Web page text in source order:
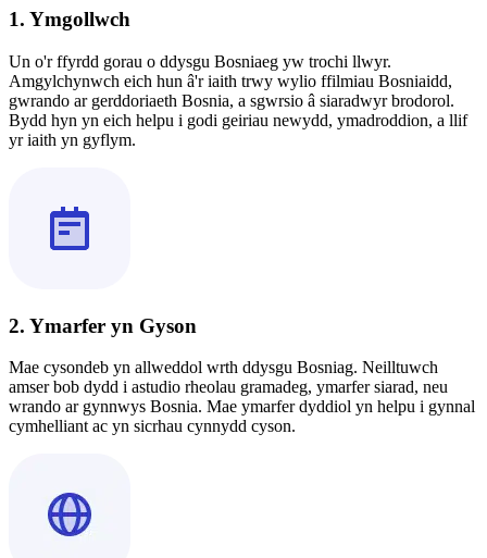
1. Ymgollwch
Un o'r ffyrdd gorau o ddysgu Bosniaeg yw trochi llwyr.
Amgylchynwch eich hun â'r iaith trwy wylio ffilmiau Bosniaidd,
gwrando ar gerddoriaeth Bosnia, a sgwrsio â siaradwyr brodorol.
Bydd hyn yn eich helpu i godi geiriau newydd, ymadroddion, a llif
yr iaith yn gyflym.
2. Ymarfer yn Gyson
Mae cysondeb yn allweddol wrth ddysgu Bosniag. Neilltuwch
amser bob dydd i astudio rheolau gramadeg, ymarfer siarad, neu
wrando ar gynnwys Bosnia. Mae ymarfer dyddiol yn helpu i gynnal
cymhelliant ac yn sicrhau cynnydd cyson.